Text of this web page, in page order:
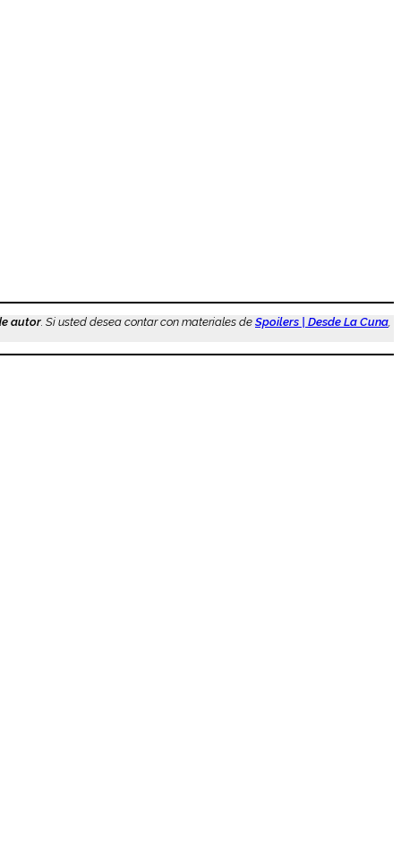
autor . Si usted desea contar con materiales de Spoilers | Desde La Cuna